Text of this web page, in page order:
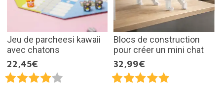
Jeu de parcheesi kawaii
avec chatons
22,45€
Blocs de construction
pour créer un mini chat
32,99€